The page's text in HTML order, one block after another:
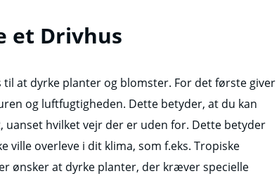
et Drivhus
at dyrke planter og blomster. For det første giver
og luftfugtigheden. Dette betyder, at du kan
hvilket vejr der er uden for. Dette betyder
ville overleve i dit klima, som f.eks. Tropiske
ønsker at dyrke planter, der kræver specielle